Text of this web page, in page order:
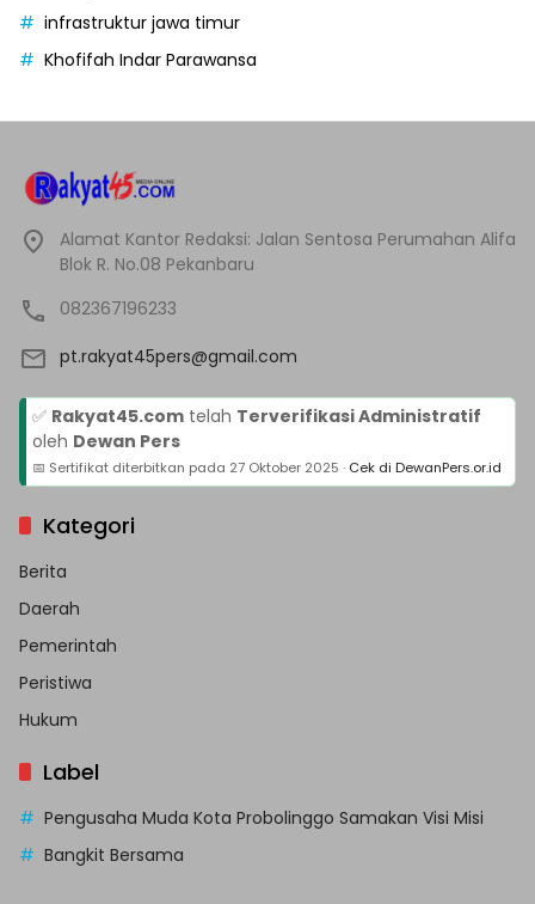
infrastruktur jawa timur
Khofifah Indar Parawansa
Alamat Kantor Redaksi: Jalan Sentosa Perumahan Alifa
Blok R. No.08 Pekanbaru
082367196233
pt.rakyat45pers@gmail.com
✅ Rakyat45.com telah Terverifikasi Administratif
oleh Dewan Pers
📅 Sertifikat diterbitkan pada 27 Oktober 2025 · Cek di DewanPers.or.id
Kategori
Berita
Daerah
Pemerintah
Peristiwa
Hukum
Label
Pengusaha Muda Kota Probolinggo Samakan Visi Misi
Bangkit Bersama